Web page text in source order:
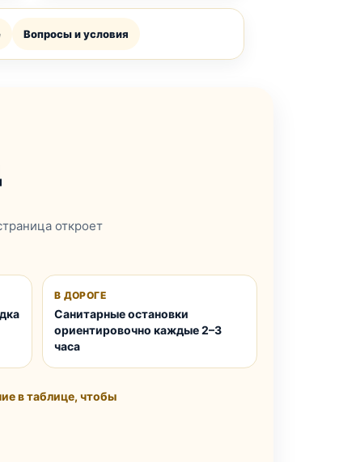
Вопросы и условия
откроет
В ДОРОГЕ
Санитарные остановки
ориентировочно каждые 2–3
часа
в таблице, чтобы